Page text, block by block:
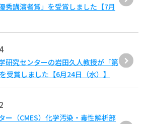
秀講演者賞」を受賞しました【7月
研究センターの岩田久人教授が「第
受賞しました【6月24日（水）】
ー（CMES）化学汚染・毒性解析部